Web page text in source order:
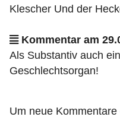
Klescher Und der
Kommentar am
Als Substantiv auch
Geschlechtsorgan!
Um neue